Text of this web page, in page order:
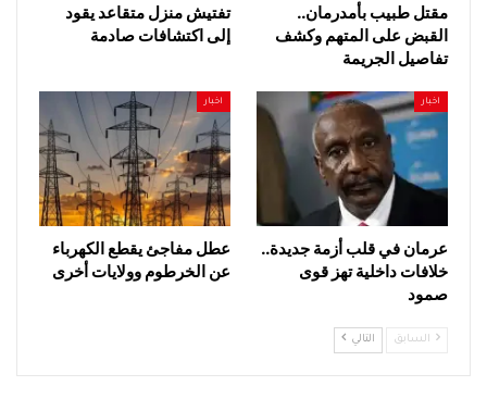
مقتل طبيب بأمدرمان..
القبض على المتهم وكشف
تفاصيل الجريمة
تفتيش منزل متقاعد يقود
إلى اكتشافات صادمة
اخبار
عرمان في قلب أزمة جديدة..
خلافات داخلية تهز قوى
صمود
اخبار
عطل مفاجئ يقطع الكهرباء
عن الخرطوم وولايات أخرى
السابق التالي